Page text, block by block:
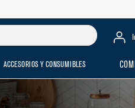
ACCESORIOS Y CONSUMIBLES